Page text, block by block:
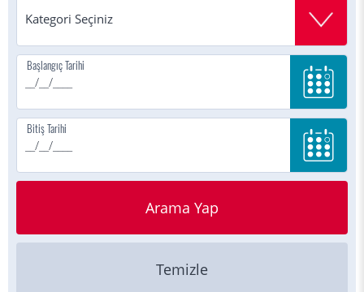
Başlangıç Tarihi
Bitiş Tarihi